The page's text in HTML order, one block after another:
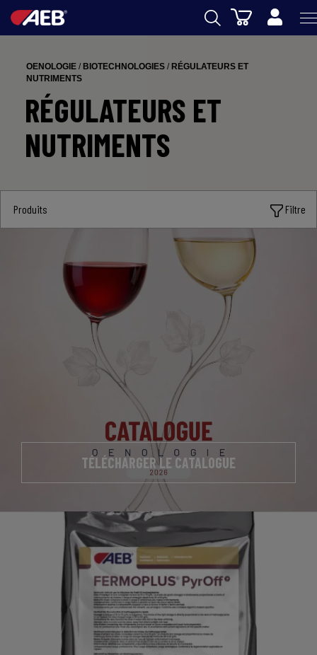
OENOLOGIE
BIERE
FOOD
eSHOP
Panier
OENOLOGIE / BIOTECHNOLOGIES / RÉGULATEURS ET
NUTRIMENTS
RÉGULATEURS ET
NUTRIMENTS
Produits Filtre
TÉLÉCHARGER LE CATALOGUE